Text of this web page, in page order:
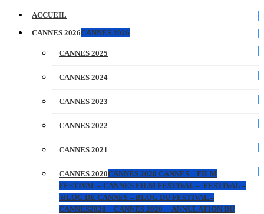
ACCUEIL
CANNES 2026CANNES 2026
CANNES 2025
CANNES 2024
CANNES 2023
CANNES 2022
CANNES 2021
CANNES 2020CANNES 2020 CANNES – FILM
FESTIVAL – CANNES FILM FESTIVAL – FESTIVAL –
BLOG DE CANNES – BLOG DU FESTIVAL –
CANNES2020 – CANNES 2020 – ANNULATION DU